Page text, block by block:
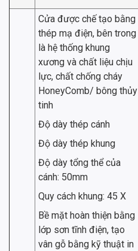
Cửa được chế tạo bằng
thép mạ điện, bên trong
là hệ thống khung
xương và chất liệu chịu
lực, chất chống cháy
HoneyComb/ bông thủy
tinh
Độ dày thép cánh
Độ dày thép khung
Độ dày tổng thể của
cánh: 50mm
Quy cách khung: 45 X
Bề mặt hoàn thiện bằng
lớp sơn tĩnh điện, tạo
vân gỗ bằng kỹ thuật in